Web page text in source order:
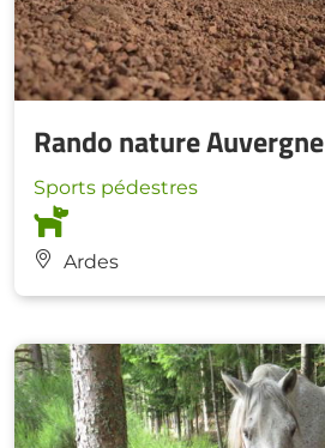
Rando nature Auvergne
Sports pédestres
Ardes